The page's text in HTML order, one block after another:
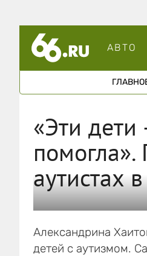
АВТО
«Эти
аутистах
Александрина
детей с аутизмом.